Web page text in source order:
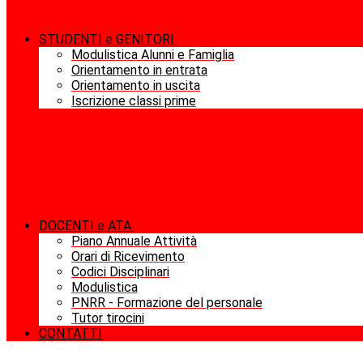
STUDENTI e GENITORI
Modulistica Alunni e Famiglia
Orientamento in entrata
Orientamento in uscita
Iscrizione classi prime
DOCENTI e ATA
Piano Annuale Attività
Orari di Ricevimento
Codici Disciplinari
Modulistica
PNRR - Formazione del personale
Tutor tirocini
CONTATTI